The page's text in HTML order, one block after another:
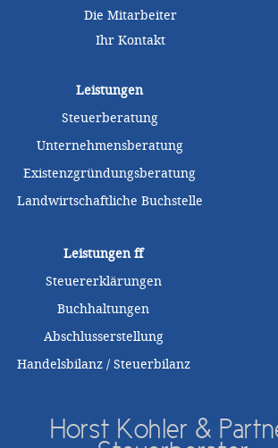
Die Mitarbeiter
Ihr Kontakt
Leistungen
Steuerberatung
Unternehmensberatung
Existenzgründungsberatung
Landwirtschaftliche Buchstelle
Leistungenff
Steuererklärungen
Buchhaltungen
Abschlusserstellung
Handelsbilanz / Steuerbilanz
Horst Kohler &